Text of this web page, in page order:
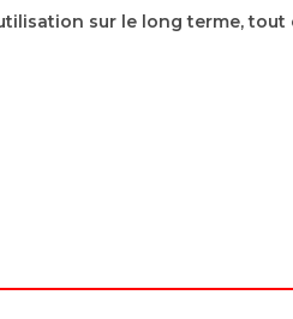
sur le long terme,